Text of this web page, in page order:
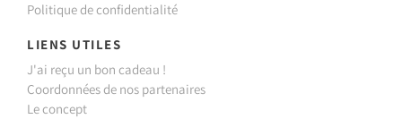
Politique de confidentialité
LIENS UTILES
J'ai reçu un bon cadeau !
Coordonnées de nos partenaires
Le concept